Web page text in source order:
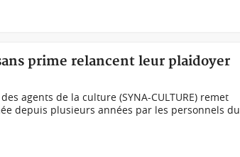
prime relancent leur plaidoyer
agents de la culture (SYNA-CULTURE) remet
depuis plusieurs années par les personnels du